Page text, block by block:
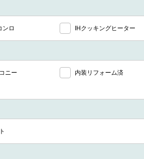
ンロ IHクッキングヒーター
ニー
内装リフォーム済